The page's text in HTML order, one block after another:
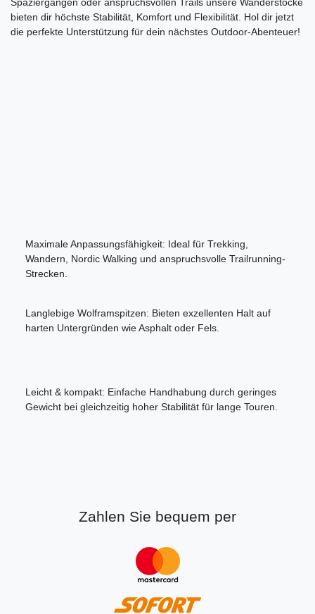
Spaziergängen oder anspruchsvollen Trails unsere Wanderstöcke
bieten dir höchste Stabilität, Komfort und Flexibilität. Hol dir jetzt
die perfekte Unterstützung für dein nächstes Outdoor-Abenteuer!
Maximale Anpassungsfähigkeit: Ideal für Trekking,
Wandern, Nordic Walking und anspruchsvolle Trailrunning-
Strecken.
Langlebige Wolframspitzen: Bieten exzellenten Halt auf
harten Untergründen wie Asphalt oder Fels.
Leicht & kompakt: Einfache Handhabung durch geringes
Gewicht bei gleichzeitig hoher Stabilität für lange Touren.
Zahlen Sie bequem per